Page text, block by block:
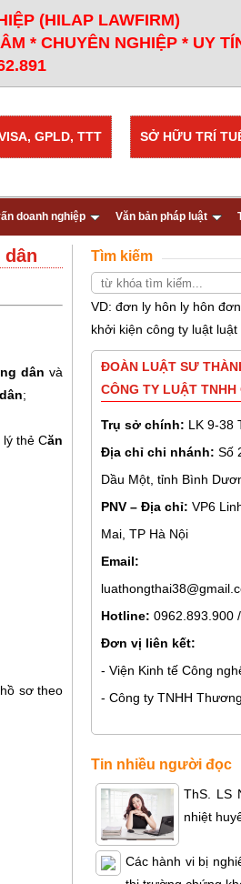
(HILAP LAWFIRM)
* CHUYÊN NGHIỆP * UY
SỞ HỮU TRÍ
GPLD, TTT
doanh nghiệp Văn bản pháp luật
dân và
;
lý thẻ Căn
sơ theo
Tìm kiếm
VD: đơn ly hôn ly hôn
khởi kiện công ty luật
ĐOÀN LUẬT SƯ
CÔNG TY LUẬT
Trụ sở chính: LK 9-38
Địa chỉ chi nhánh: Số
Dầu Một, tỉnh Bình
PNV – Địa chỉ: VP6
Mai, TP Hà Nội
Email:
Hotline: 0962.893.900
Đơn vị liên kết:
- Viện Kinh tế Công
- Công ty TNHH
Tin nhiều người đọc
ThS. LS
nhiệt
Các hành vi bị